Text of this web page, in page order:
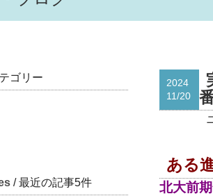
ゴリー
/ 最近の記事5件
2024
11/20
ある
北大前